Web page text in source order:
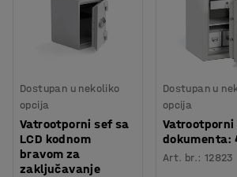
Dostupan u nekoliko
opcija
Vatrootporni sef sa
LCD kodnom
bravom za
zaključavanje
Dostupan u
opcija
Vatrootporni
dokumenta:
Art. br.: 12823